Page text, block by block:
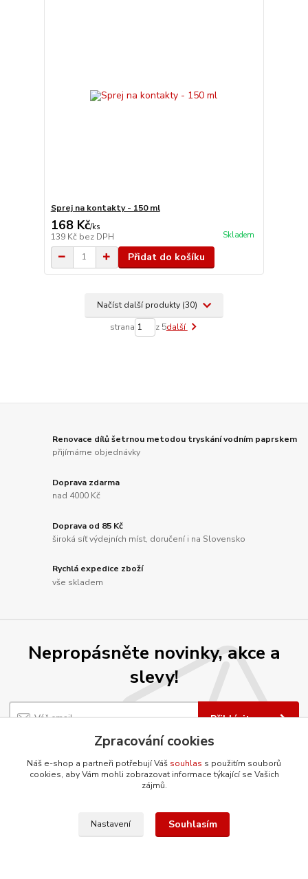
Sprej na kontakty - 150 ml
168 Kč/ks
139 Kč bez DPH Skladem
Přidat do košíku
Načíst další produkty (30)
strana z 5další
Renovace dílů šetrnou metodou tryskání vodním paprskem
přijímáme objednávky
Doprava zdarma
nad 4000 Kč
Doprava od 85 Kč
široká síť výdejních míst, doručení i na Slovensko
Rychlá expedice zboží
vše skladem
Nepropásněte novinky, akce a
slevy!
Přihlásit se
zpracováním osobních údajůza účelem rozesílky newsletteru.
Můžete se kdykoli odhlásit. Zasíláme jednou za 14 dní.
Zpracování cookies
Náš e-shop a partneři potřebují Váš souhlas s použitím souborů
cookies, aby Vám mohli zobrazovat informace týkající se Vašich
zájmů.
Nastavení Souhlasím